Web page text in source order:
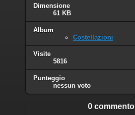
Dimensione
61 KB
Album
Costellazioni
Visite
5816
Punteggio
nessun voto
0 commento